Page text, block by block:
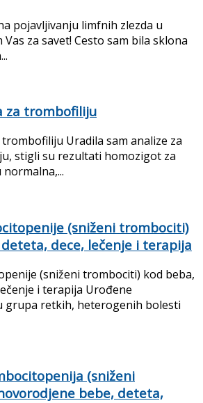
pojavljivanju limfnih zlezda u
za savet! Cesto sam bila sklona
za trombofiliju
Uradila sam analize za
stigli su rezultati homozigot za
normalna,...
(sniženi trombociti)
dece, lečenje i terapija
(sniženi trombociti) kod beba,
i terapija Urođene
grupa retkih, heterogenih bolesti
(sniženi
bebe, deteta,